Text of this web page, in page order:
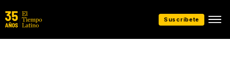
Suscríbete